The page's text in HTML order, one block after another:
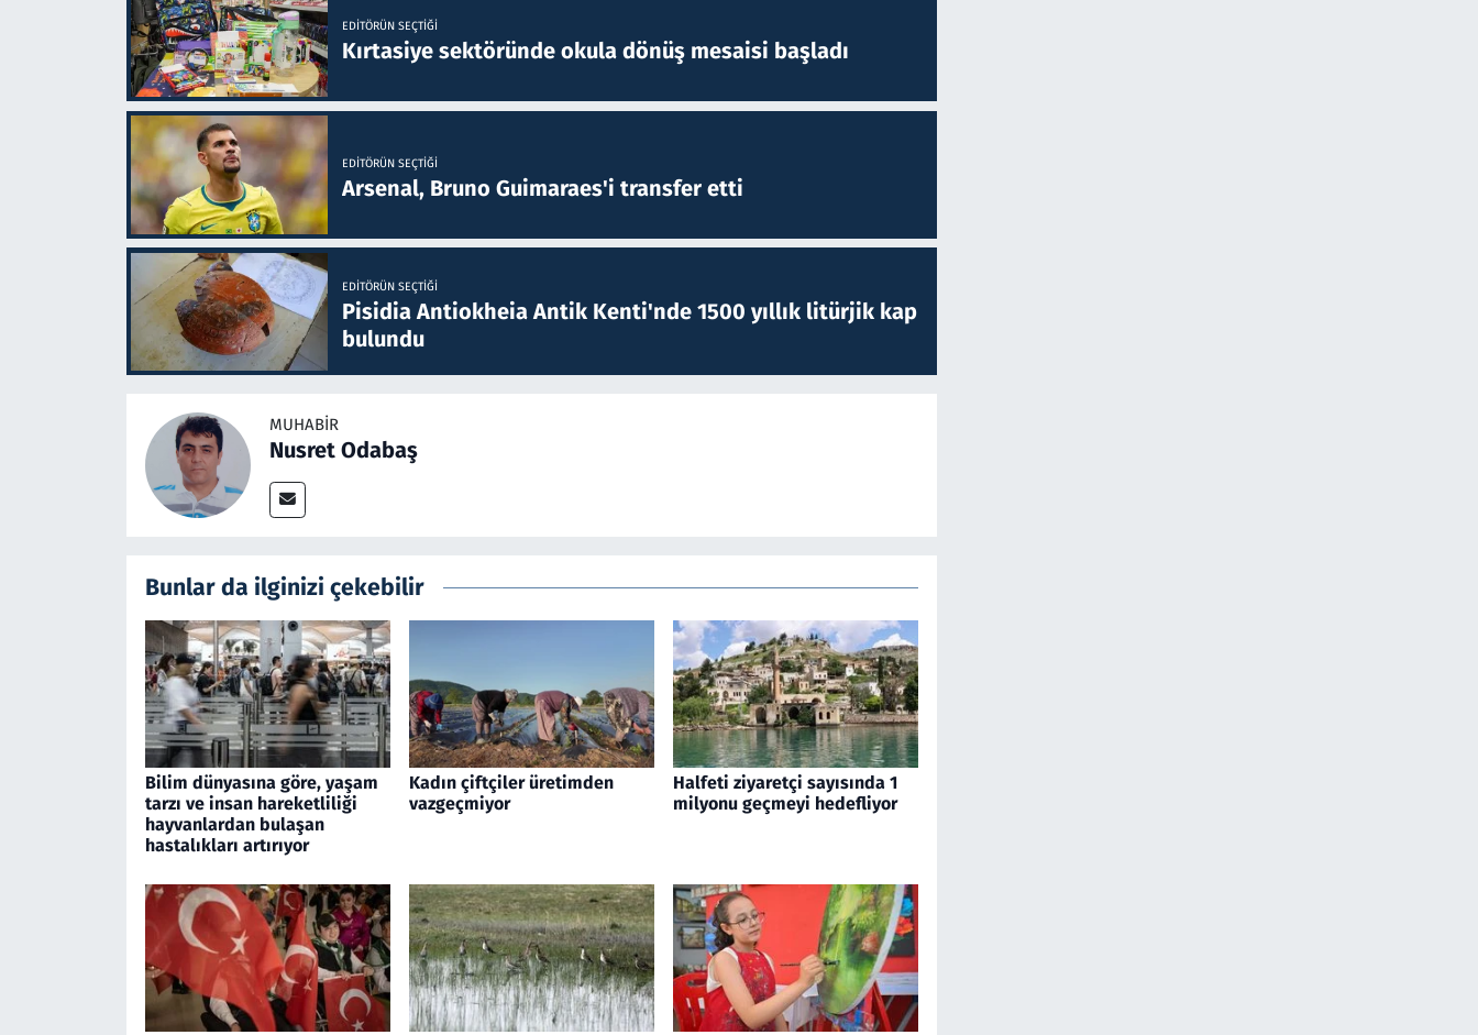
EDITÖRÜN SEÇTIĞI
Kırtasiye sektöründe okula dönüş mesaisi başladı
EDITÖRÜN SEÇTIĞI
Arsenal, Bruno Guimaraes'i transfer etti
EDITÖRÜN SEÇTIĞI
Pisidia Antiokheia Antik Kenti'nde 1500 yıllık litürjik kap
bulundu
MUHABIR
Nusret Odabaş
Bunlar da ilginizi çekebilir
Bilim dünyasına göre, yaşam
tarzı ve insan hareketliliği
hayvanlardan bulaşan
hastalıkları artırıyor
Kadın çiftçiler üretimden
vazgeçmiyor
Halfeti ziyaretçi sayısında 1
milyonu geçmeyi hedefliyor